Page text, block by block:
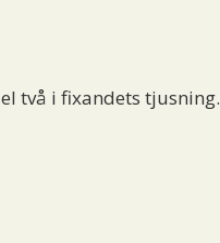
två i fixandets tjusning.